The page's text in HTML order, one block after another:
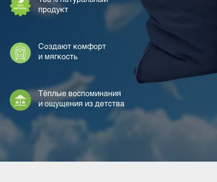
продукт
Создают комфорт
и мягкость
Тёплые воспоминания
и ощущения из детства